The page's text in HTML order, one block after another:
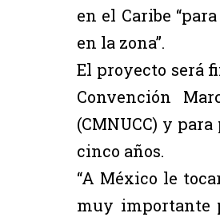
en el Caribe
en la zona”.
El proyecto será
Convención
(CMNUCC) y
cinco años.
“A México le
muy importante